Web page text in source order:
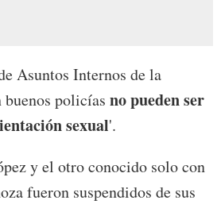
Asuntos Internos de la
policías no pueden ser
sexual'.
y el otro conocido solo con
fueron suspendidos de sus